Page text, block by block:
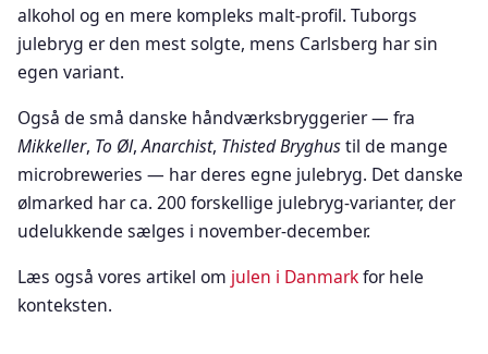
alkohol og en mere kompleks malt-profil. Tuborgs
julebryg er den mest solgte, mens Carlsberg har sin
egen variant.
Også de små danske håndværksbryggerier — fra
Mikkeller, To Øl,Anarchist, Thisted Bryghustil de mange
microbreweries — har deres egne julebryg. Det danske
ølmarked har ca. 200 forskellige julebryg-varianter, der
udelukkende sælges i november-december.
Læs også vores artikel om julen i Danmarkfor hele
konteksten.